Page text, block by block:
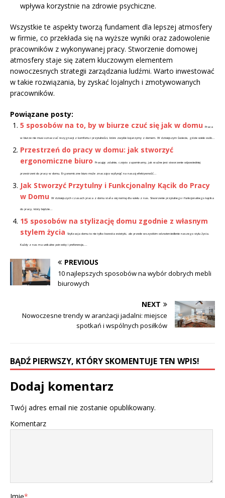
wpływa korzystnie na zdrowie psychiczne.
Wszystkie te aspekty tworzą fundament dla lepszej atmosfery
w firmie, co przekłada się na wyższe wyniki oraz zadowolenie
pracowników z wykonywanej pracy. Stworzenie domowej
atmosfery staje się zatem kluczowym elementem
nowoczesnych strategii zarządzania ludźmi. Warto inwestować
w takie rozwiązania, by zyskać lojalnych i zmotywowanych
pracowników.
Powiązane posty:
5 sposobów na to, by w biurze czuć się jak w domu
Praca
w biurze nie musi oznaczać rezygnacji z komfortu i przytulności, które zwykle kojarzymy z domem. W dzisiejszym świecie, gdzie wiele osób...
Przestrzeń do pracy w domu: jak stworzyć
ergonomiczne biuro
Pracując zdalnie, często zapominamy, jak ważne jest stworzenie odpowiedniej
przestrzeni do pracy w domu. Ergonomiczne biuro może znacząco wpłynąć na naszą efektywność...
Jak Stworzyć Przytulny i Funkcjonalny Kącik do Pracy
w Domu
W dzisiejszych czasach praca z domu stała się normą dla wielu z nas. Stworzenie przytulnego i funkcjonalnego kącika
do pracy, który będzie...
15 sposobów na stylizację domu zgodnie z własnym
stylem życia
Stylizacja domu to nie tylko kwestia estetyki, ale przede wszystkim odzwierciedlenie naszego stylu życia.
Każdy z nas ma unikalne potrzeby i preferencje,...
PREVIOUS
10 najlepszych sposobów na wybór dobrych mebli
biurowych
NEXT
Nowoczesne trendy w aranżacji jadalni: miejsce
spotkań i wspólnych posiłków
BĄDŹ PIERWSZY, KTÓRY SKOMENTUJE TEN WPIS!
Dodaj komentarz
Twój adres email nie zostanie opublikowany.
Komentarz
Imię*